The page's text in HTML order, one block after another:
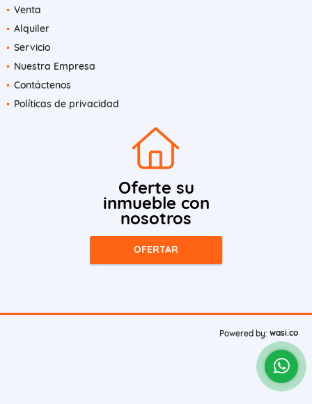
Venta
Alquiler
Servicio
Nuestra Empresa
Contáctenos
Políticas de privacidad
Oferte su
inmueble con
nosotros
OFERTAR
Powered by: wasi.co